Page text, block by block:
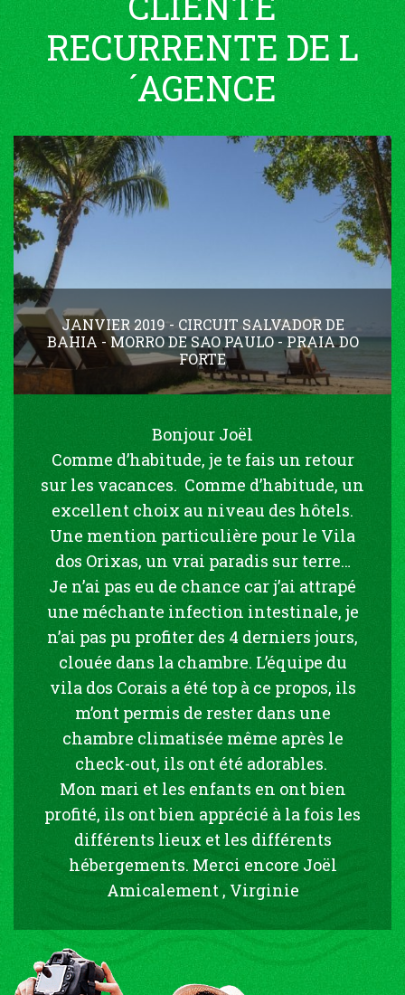
RECURRENTE DE L
´AGENCE
JANVIER 2019 - CIRCUIT SALVADOR DE
BAHIA - MORRO DE SAO PAULO - PRAIA DO
FORTE
Bonjour Joël
Comme d’habitude, je te fais un retour
sur les vacances. Comme d’habitude, un
excellent choix au niveau des hôtels.
Une mention particulière pour le Vila
dos Orixas, un vrai paradis sur terre…
Je n’ai pas eu de chance car j’ai attrapé
une méchante infection intestinale, je
n’ai pas pu profiter des 4 derniers jours,
clouée dans la chambre. L’équipe du
vila dos Corais a été top à ce propos, ils
m’ont permis de rester dans une
chambre climatisée même après le
check-out, ils ont été adorables.
Mon mari et les enfants en ont bien
profité, ils ont bien apprécié à la fois les
différents lieux et les différents
hébergements. Merci encore Joël
Amicalement , Virginie